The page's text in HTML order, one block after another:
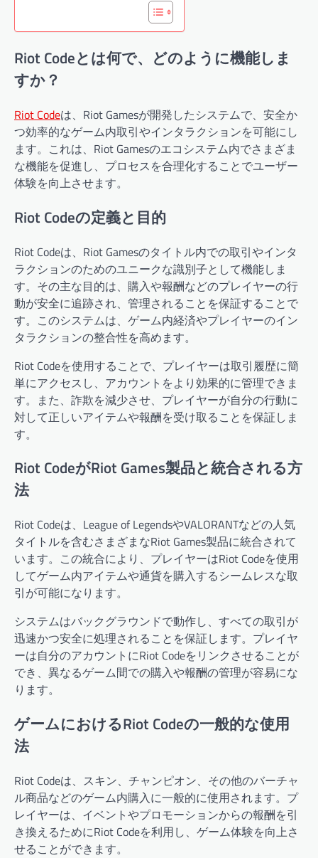
Riot Codeとは何で、どのように機能しま
すか？
Riot Codeは、Riot Gamesが開発したシステムで、安全か
つ効率的なゲーム内取引やインタラクションを可能にし
ます。これは、Riot Gamesのエコシステム内でさまざま
な機能を促進し、プロセスを合理化することでユーザー
体験を向上させます。
Riot Codeの定義と目的
Riot Codeは、Riot Gamesのタイトル内での取引やインタ
ラクションのためのユニークな識別子として機能しま
す。その主な目的は、購入や報酬などのプレイヤーの行
動が安全に追跡され、管理されることを保証することで
す。このシステムは、ゲーム内経済やプレイヤーのイン
タラクションの整合性を高めます。
Riot Codeを使用することで、プレイヤーは取引履歴に簡
単にアクセスし、アカウントをより効果的に管理できま
す。また、詐欺を減少させ、プレイヤーが自分の行動に
対して正しいアイテムや報酬を受け取ることを保証しま
す。
Riot CodeがRiot Games製品と統合される方
法
Riot Codeは、League of LegendsやVALORANTなどの人気
タイトルを含むさまざまなRiot Games製品に統合されて
います。この統合により、プレイヤーはRiot Codeを使用
してゲーム内アイテムや通貨を購入するシームレスな取
引が可能になります。
システムはバックグラウンドで動作し、すべての取引が
迅速かつ安全に処理されることを保証します。プレイヤ
ーは自分のアカウントにRiot Codeをリンクさせることが
でき、異なるゲーム間での購入や報酬の管理が容易にな
ります。
ゲームにおけるRiot Codeの一般的な使用
法
Riot Codeは、スキン、チャンピオン、その他のバーチャ
ル商品などのゲーム内購入に一般的に使用されます。プ
レイヤーは、イベントやプロモーションからの報酬を引
き換えるためにRiot Codeを利用し、ゲーム体験を向上さ
せることができます。